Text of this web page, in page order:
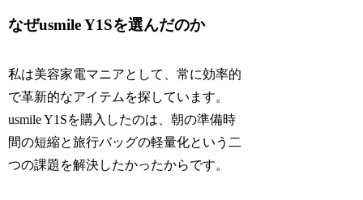
なぜusmile Y1Sを選んだのか
私は美容家電マニアとして、常に効率的
で革新的なアイテムを探しています。
usmile Y1Sを購入したのは、朝の準備時
間の短縮と旅行バッグの軽量化という二
つの課題を解決したかったからです。